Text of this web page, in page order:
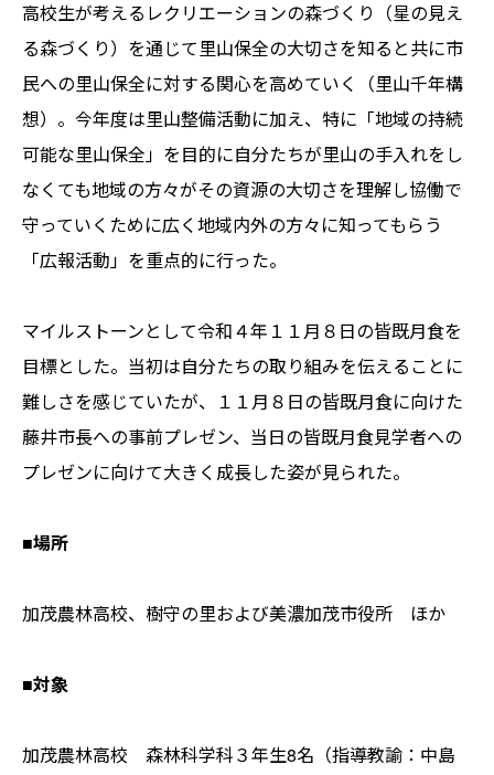
高校生が考えるレクリエーションの森づくり（星の見え
る森づくり）を通じて里山保全の大切さを知ると共に市
民への里山保全に対する関心を高めていく（里山千年構
想）。今年度は里山整備活動に加え、特に「地域の持続
可能な里山保全」を目的に自分たちが里山の手入れをし
なくても地域の方々がその資源の大切さを理解し協働で
守っていくために広く地域内外の方々に知ってもらう
「広報活動」を重点的に行った。
マイルストーンとして令和４年１１月８日の皆既月食を
目標とした。当初は自分たちの取り組みを伝えることに
難しさを感じていたが、１１月８日の皆既月食に向けた
藤井市長への事前プレゼン、当日の皆既月食見学者への
プレゼンに向けて大きく成長した姿が見られた。
■場所
加茂農林高校、樹守の里および美濃加茂市役所 ほか
■対象
加茂農林高校 森林科学科３年生8名（指導教諭：中島